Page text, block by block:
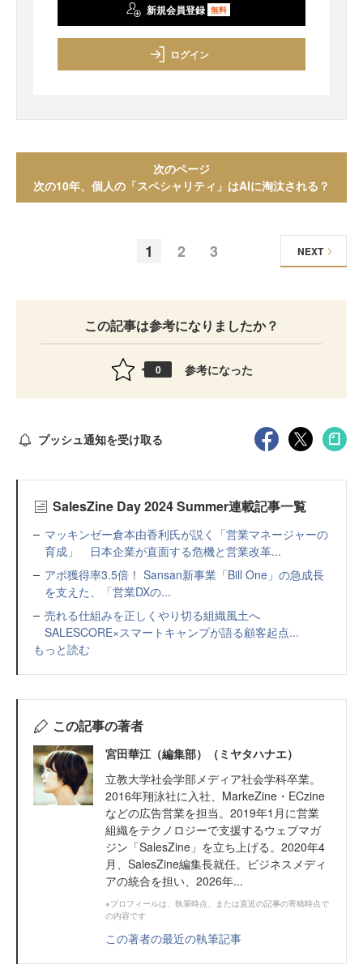
新規会員登録 無料
ログイン
次のページ
次の10年、個人の「スペシャリティ」はAIに淘汰される？
1 2 3 NEXT
この記事は参考になりましたか？
0 参考になった
プッシュ通知を受け取る
SalesZine Day 2024 Summer連載記事一覧
マッキンゼー倉本由香利氏が説く「営業マネージャーの
育成」 日本企業が直面する危機と営業改革...
アポ獲得率3.5倍！ Sansan新事業「Bill One」の急成長
を支えた、「営業DXの...
売れる仕組みを正しくやり切る組織風土へ
SALESCORE×スマートキャンプが語る顧客起点...
もっと読む
この記事の著者
宮田華江（編集部）（ミヤタハナエ）
立教大学社会学部メディア社会学科卒業。
2016年翔泳社に入社、MarkeZine・ECzine
などの広告営業を担当。2019年1月に営業
組織をテクノロジーで支援するウェブマガ
ジン「SalesZine」を立ち上げる。2020年4
月、SalesZine編集長就任。ビジネスメディ
アの統合を担い、2026年...
※プロフィールは、執筆時点、または直近の記事の寄稿時点で
の内容です
この著者の最近の執筆記事